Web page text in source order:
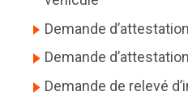
Demande
Demande
Demande de relevé
Demande de